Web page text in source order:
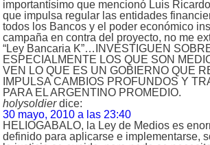
importantísimo que mencionó Luis
que impulsa regular las entidades
todos los Bancos y el poder económico
campaña en contra del proyecto, no me
“Ley Bancaria K”…INVESTIGUEN
ESPECIALMENTE LOS QUE SON
VEN LO QUE ES UN GOBIERNO QUE
IMPULSA CAMBIOS PROFUNDOS Y
PARA EL ARGENTINO PROMEDIO.
holysoldier dice:
30 mayo, 2010 a las 23:40
HELIOGABALO, la Ley de Medios es
definido para aplicarse e implementarse,